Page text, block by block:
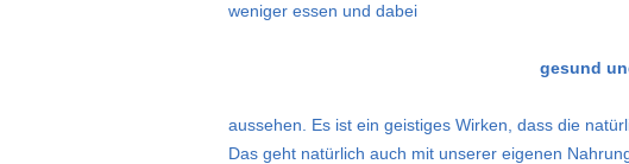
weniger essen und dabei
gesund
aussehen. Es ist ein geistiges Wirken, dass die
Das geht natürlich auch mit unserer eigenen